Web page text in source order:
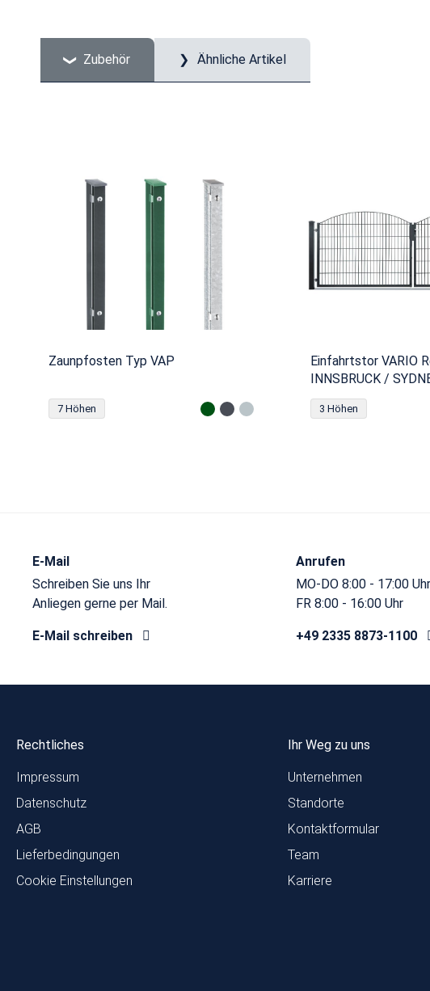
Zubehör Ähnliche Artikel
Zaunpfosten Typ VAP
7 Höhen
Einfahrtstor VARIO
INNSBRUCK /
3 Höhen
E-Mail
Schreiben Sie uns Ihr
Anliegen gerne per Mail.
E-Mail schreiben
Anrufen
MO-DO 8:00 - 17:00 Uhr
FR 8:00 - 16:00 Uhr
+49 2335 8873-1100
Rechtliches
Impressum
Datenschutz
AGB
Lieferbedingungen
Cookie Einstellungen
Ihr Weg zu uns
Unternehmen
Standorte
Kontaktformular
Team
Karriere